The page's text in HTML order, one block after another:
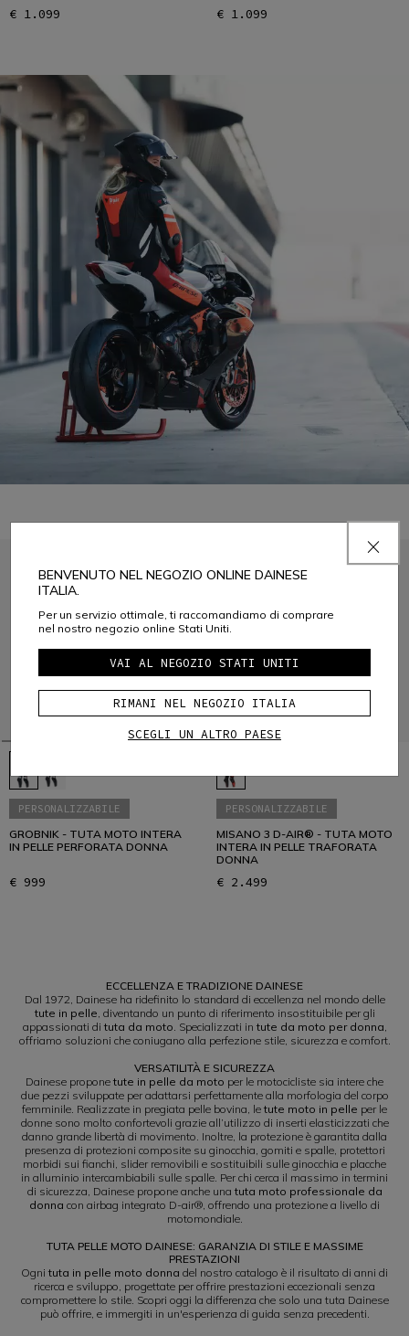
€ 1.099 € 1.099
PERSONALIZZABILE
GROBNIK - TUTA MOTO INTERA
IN PELLE PERFORATA DONNA
€ 999
PERSONALIZZABILE
MISANO 3 D-AIR® - TUTA MOTO
INTERA IN PELLE TRAFORATA
DONNA
€ 2.499
ECCELLENZA E TRADIZIONE DAINESE
Dal 1972, Dainese ha ridefinito lo standard di eccellenza nel mondo delle
tute in pelle, diventando un punto di riferimento insostituibile per gli
appassionati di tuta da moto. Specializzati in tute da moto per donna,
offriamo soluzioni che coniugano alla perfezione stile, sicurezza e comfort.
VERSATILITÀ E SICUREZZA
Dainese propone tute in pelle da moto per le motocicliste sia intere che
due pezzi sviluppate per adattarsi perfettamente alla morfologia del corpo
femminile. Realizzate in pregiata pelle bovina, le tute moto in pelle per le
donne sono molto confortevoli grazie all’utilizzo di inserti elasticizzati che
danno grande libertà di movimento. Inoltre, la protezione è garantita dalla
presenza di protezioni composite su ginocchia, gomiti e spalle, protettori
morbidi sui fianchi, slider removibili e sostituibili sulle ginocchia e placche
in alluminio intercambiabili sulle spalle. Per chi cerca il massimo in termini
di sicurezza, Dainese propone anche una tuta moto professionale da
donna con airbag integrato D-air®, offrendo una protezione a livello di
motomondiale.
TUTA PELLE MOTO DAINESE: GARANZIA DI STILE E MASSIME
PRESTAZIONI
Ogni tuta in pelle moto donna del nostro catalogo è il risultato di anni di
ricerca e sviluppo, progettate per offrire prestazioni eccezionali senza
compromettere lo stile. Scopri oggi la differenza che solo una tuta Dainese
può offrire, e immergiti in un'esperienza di guida senza precedenti.
BENVENUTO NEL NEGOZIO ONLINE DAINESE
ITALIA.
Per un servizio ottimale, ti raccomandiamo di comprare
nel nostro negozio online Stati Uniti.
VAI AL NEGOZIO STATI UNITI
RIMANI NEL NEGOZIO ITALIA
SCEGLI UN ALTRO PAESE